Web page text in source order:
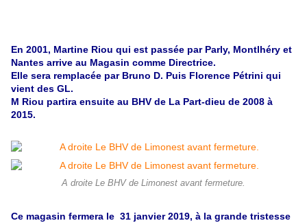
En 2001, Martine Riou qui est passée par Parly, Montlhéry et
Nantes arrive au Magasin comme Directrice.
Elle sera remplacée par Bruno D. Puis Florence Pétrini qui
vient des GL.
M Riou partira ensuite au BHV de La Part-dieu de 2008 à
2015.
A droite Le BHV de Limonest avant fermeture.
Ce magasin fermera le 31 janvier 2019, à la grande tristesse